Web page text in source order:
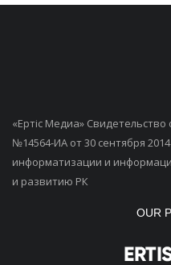
«Ертiс Медиа» Свидетельство
№14564-ИА от 30 сентября
информатизации и
и развитию РК
OUR